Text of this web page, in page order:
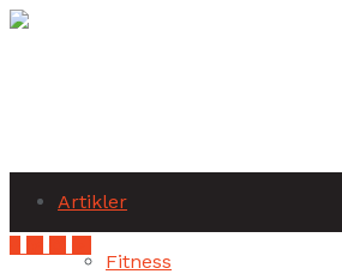
Artikler
Fitness